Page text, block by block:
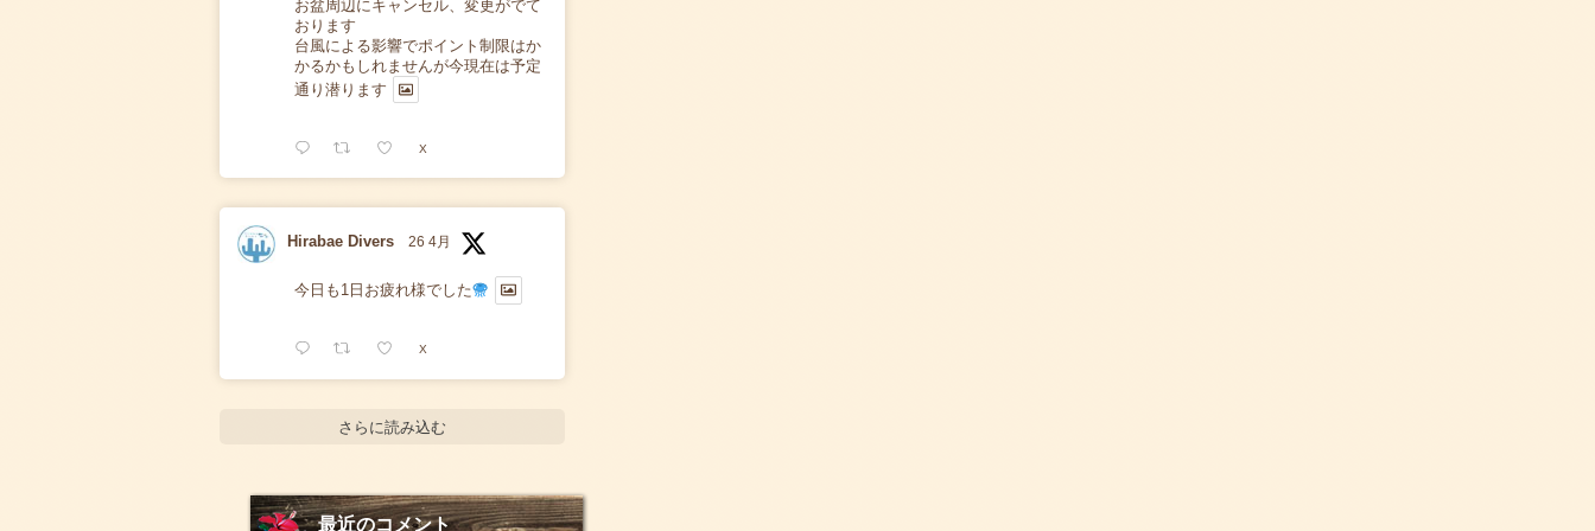
お盆周辺にキャンセル、変更がでて
おります
台風による影響でポイント制限はか
かるかもしれませんが今現在は予定
通り潜ります
X
Hirabae Divers 26 4月
今日も1日お疲れ様でした
X
さらに読み込む
最近のコメント